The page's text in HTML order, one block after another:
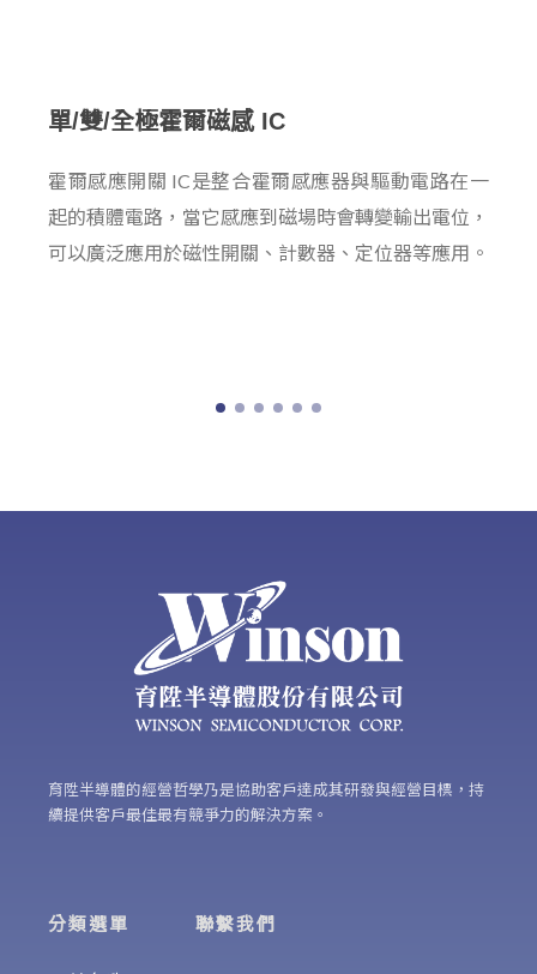
單/雙/全極霍爾磁感 IC
霍爾感應開關 IC是整合霍爾感應器與驅動電路在一
起的積體電路，當它感應到磁場時會轉變輸出電位，
可以廣泛應用於磁性開關、計數器、定位器等應用。
育陞半導體的經營哲學乃是協助客戶達成其研發與經營目標，持
續提供客戶最佳最有競爭力的解決方案。
分類選單 聯繫我們